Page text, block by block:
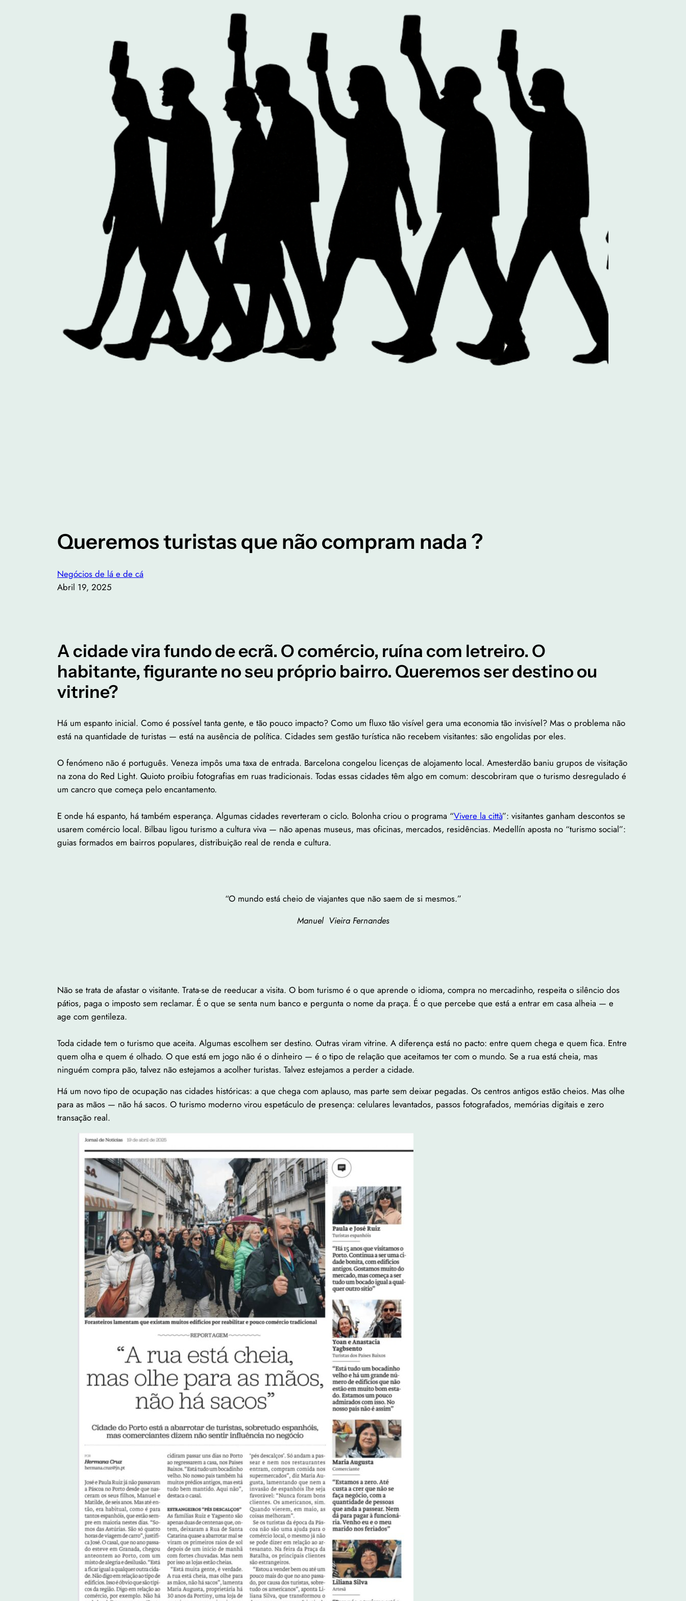
Queremos turistas que não compram nada ?
Negócios de lá e de cá
Abril 19, 2025
A cidade vira fundo de ecrã. O comércio, ruína com letreiro. O
habitante, figurante no seu próprio bairro. Queremos ser destino ou
vitrine?
Há um espanto inicial. Como é possível tanta gente, e tão pouco impacto? Como um fluxo tão visível gera uma economia tão invisível? Mas o problema não
está na quantidade de turistas — está na ausência de política. Cidades sem gestão turística não recebem visitantes: são engolidas por eles.
O fenómeno não é português. Veneza impôs uma taxa de entrada. Barcelona congelou licenças de alojamento local. Amesterdão baniu grupos de visitação
na zona do Red Light. Quioto proibiu fotografias em ruas tradicionais. Todas essas cidades têm algo em comum: descobriram que o turismo desregulado é
um cancro que começa pelo encantamento.
E onde há espanto, há também esperança. Algumas cidades reverteram o ciclo. Bolonha criou o programa “Vivere la città”: visitantes ganham descontos se
usarem comércio local. Bilbau ligou turismo a cultura viva — não apenas museus, mas oficinas, mercados, residências. Medellín aposta no “turismo social”:
guias formados em bairros populares, distribuição real de renda e cultura.
“O mundo está cheio de viajantes que não saem de si mesmos.”
Manuel Vieira Fernandes
Não se trata de afastar o visitante. Trata-se de reeducar a visita. O bom turismo é o que aprende o idioma, compra no mercadinho, respeita o silêncio dos
pátios, paga o imposto sem reclamar. É o que se senta num banco e pergunta o nome da praça. É o que percebe que está a entrar em casa alheia — e
age com gentileza.
Toda cidade tem o turismo que aceita. Algumas escolhem ser destino. Outras viram vitrine. A diferença está no pacto: entre quem chega e quem fica. Entre
quem olha e quem é olhado. O que está em jogo não é o dinheiro — é o tipo de relação que aceitamos ter com o mundo. Se a rua está cheia, mas
ninguém compra pão, talvez não estejamos a acolher turistas. Talvez estejamos a perder a cidade.
Há um novo tipo de ocupação nas cidades históricas: a que chega com aplauso, mas parte sem deixar pegadas. Os centros antigos estão cheios. Mas olhe
para as mãos — não há sacos. O turismo moderno virou espetáculo de presença: celulares levantados, passos fotografados, memórias digitais e zero
transação real.